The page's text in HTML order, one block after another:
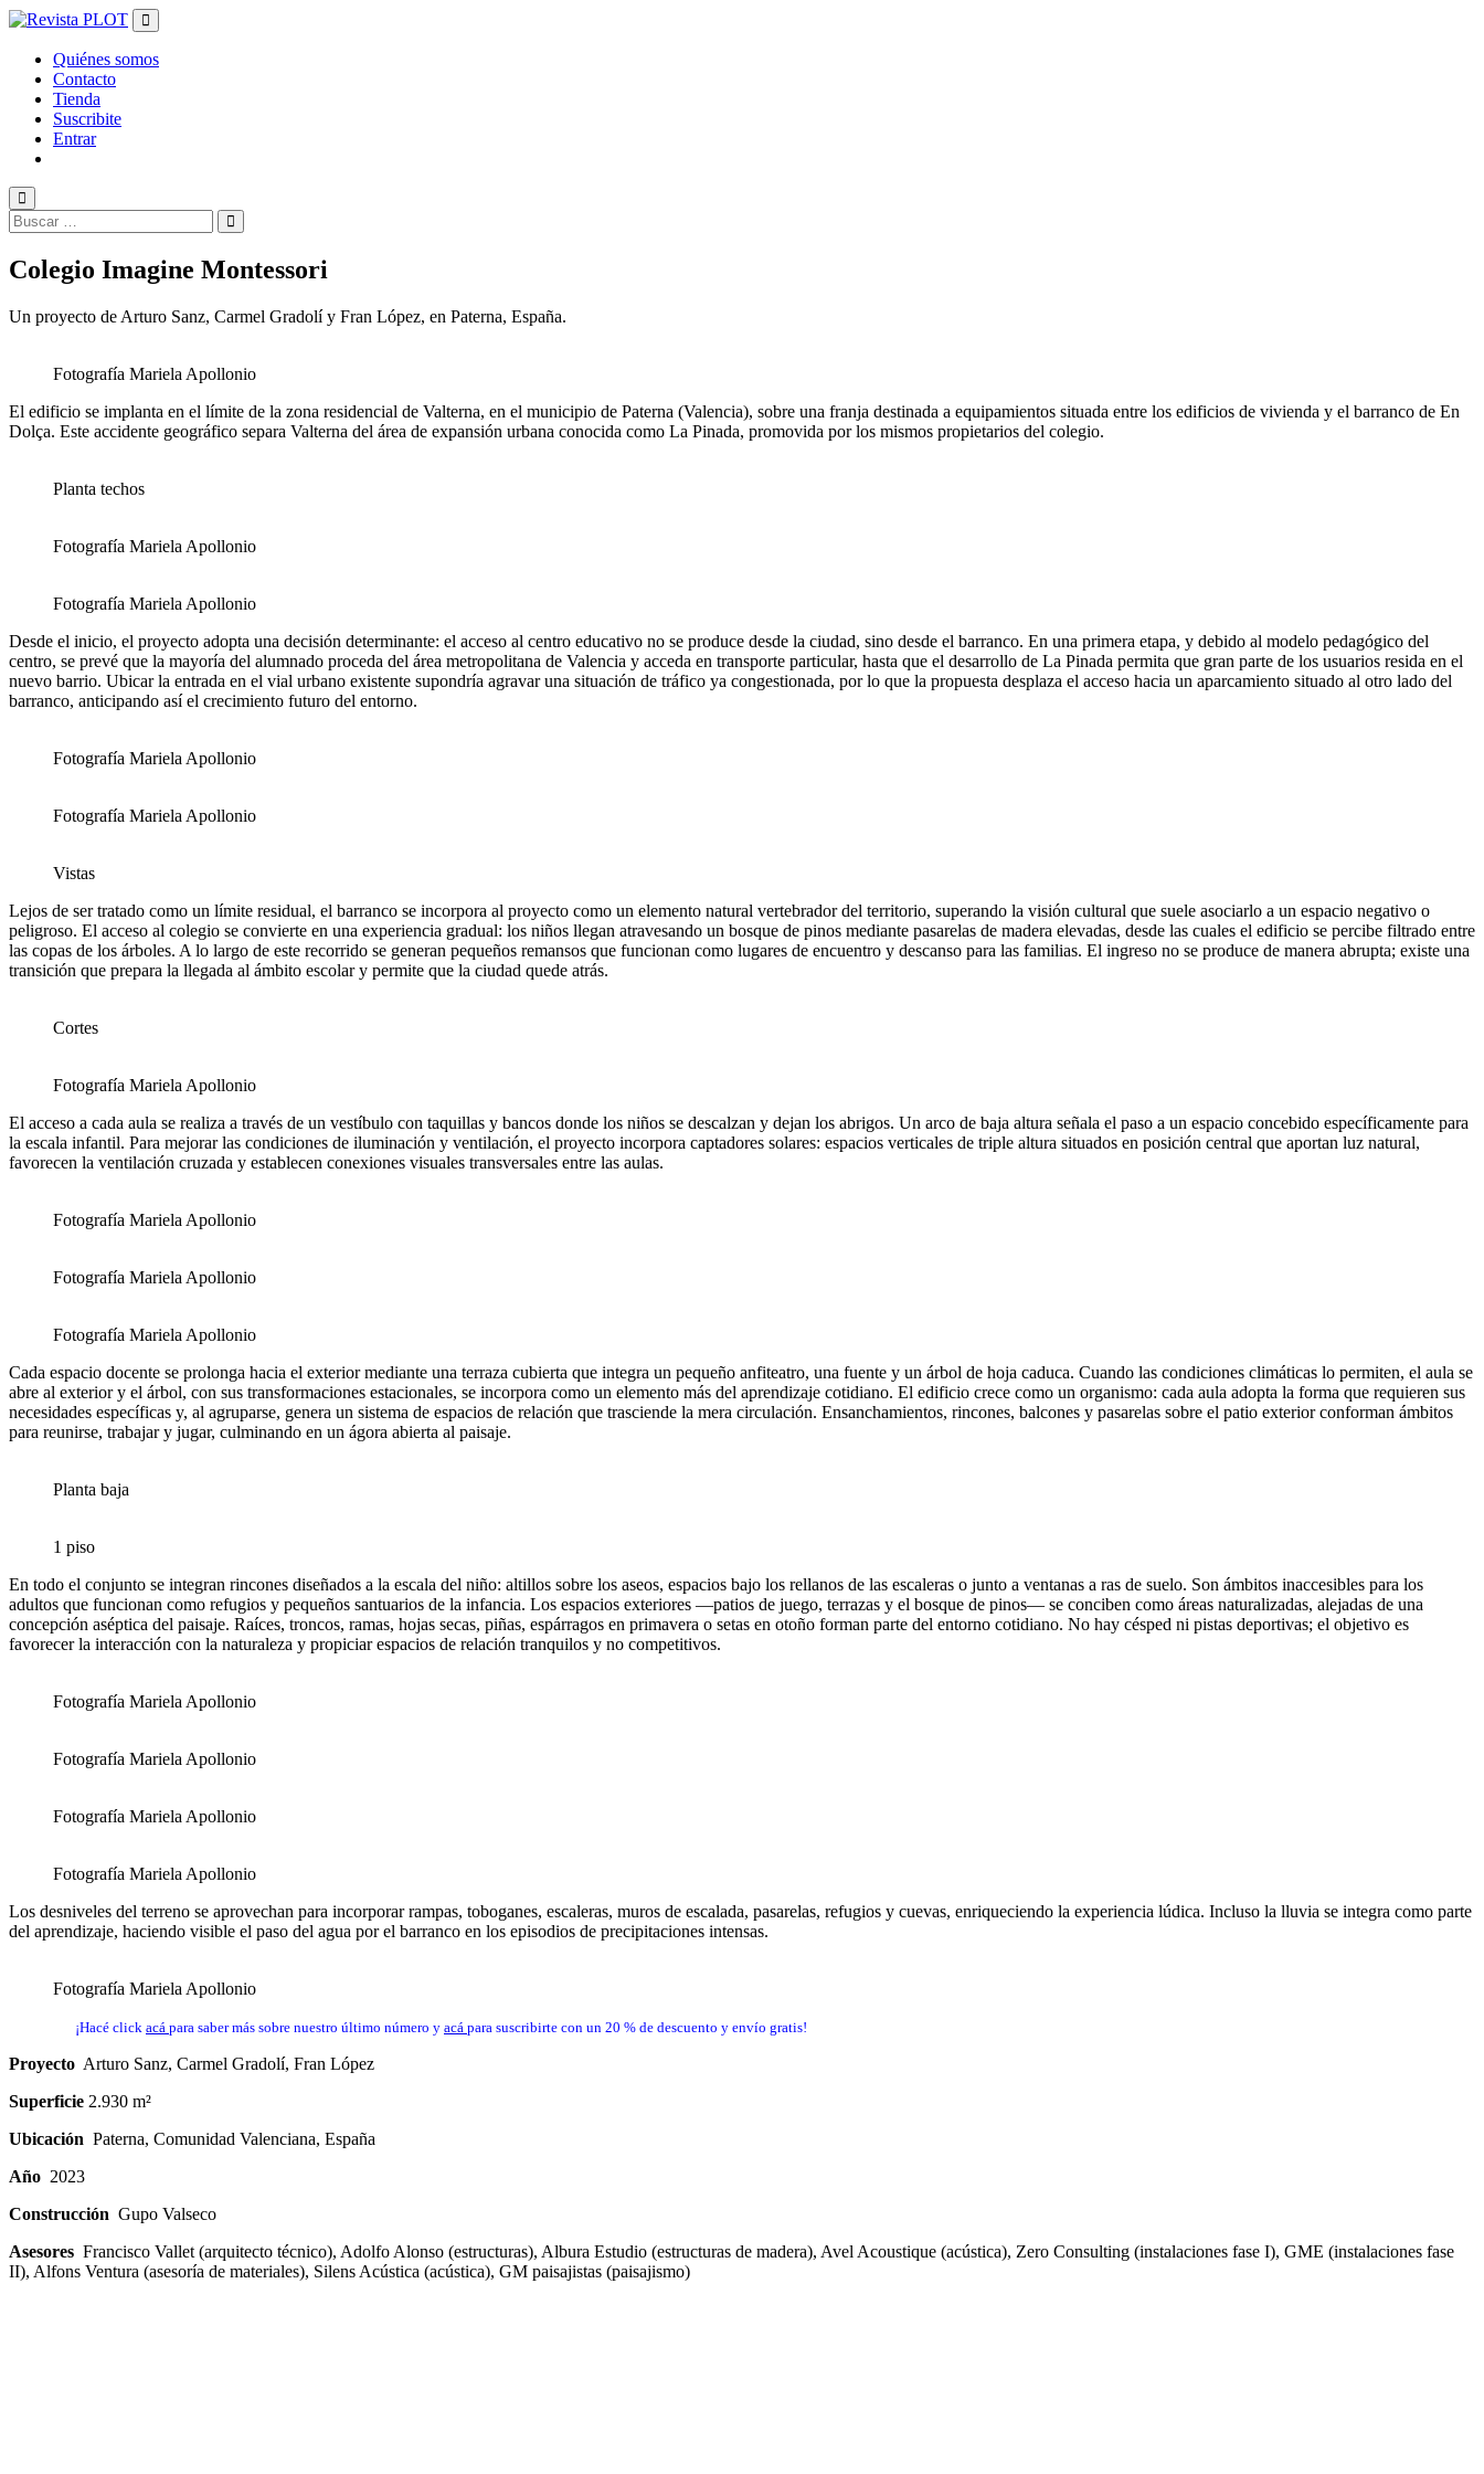
Salir
contenidoQuiénes somos
Contacto
Tienda
Suscribite
Entrar
Colegio Imagine Montessori
Un proyecto de Arturo Sanz, Carmel Gradolí y Fran López, en Paterna, España.
Fotografía Mariela Apollonio
El edificio se implanta en el límite de la zona residencial de Valterna, en el municipio de Paterna (Valencia), sobre una franja destinada a equipamientos situada entre los edificios de vivienda y el barranco de En
Dolça. Este accidente geográfico separa Valterna del área de expansión urbana conocida como La Pinada, promovida por los mismos propietarios del colegio.
Planta techos
Fotografía Mariela Apollonio
Fotografía Mariela Apollonio
Desde el inicio, el proyecto adopta una decisión determinante: el acceso al centro educativo no se produce desde la ciudad, sino desde el barranco. En una primera etapa, y debido al modelo pedagógico del
centro, se prevé que la mayoría del alumnado proceda del área metropolitana de Valencia y acceda en transporte particular, hasta que el desarrollo de La Pinada permita que gran parte de los usuarios resida en el
nuevo barrio. Ubicar la entrada en el vial urbano existente supondría agravar una situación de tráfico ya congestionada, por lo que la propuesta desplaza el acceso hacia un aparcamiento situado al otro lado del
barranco, anticipando así el crecimiento futuro del entorno.
Fotografía Mariela Apollonio
Fotografía Mariela Apollonio
Vistas
Lejos de ser tratado como un límite residual, el barranco se incorpora al proyecto como un elemento natural vertebrador del territorio, superando la visión cultural que suele asociarlo a un espacio negativo o
peligroso. El acceso al colegio se convierte en una experiencia gradual: los niños llegan atravesando un bosque de pinos mediante pasarelas de madera elevadas, desde las cuales el edificio se percibe filtrado entre
las copas de los árboles. A lo largo de este recorrido se generan pequeños remansos que funcionan como lugares de encuentro y descanso para las familias. El ingreso no se produce de manera abrupta; existe una
transición que prepara la llegada al ámbito escolar y permite que la ciudad quede atrás.
Cortes
Fotografía Mariela Apollonio
El acceso a cada aula se realiza a través de un vestíbulo con taquillas y bancos donde los niños se descalzan y dejan los abrigos. Un arco de baja altura señala el paso a un espacio concebido específicamente para
la escala infantil. Para mejorar las condiciones de iluminación y ventilación, el proyecto incorpora captadores solares: espacios verticales de triple altura situados en posición central que aportan luz natural,
favorecen la ventilación cruzada y establecen conexiones visuales transversales entre las aulas.
Fotografía Mariela Apollonio
Fotografía Mariela Apollonio
Fotografía Mariela Apollonio
Cada espacio docente se prolonga hacia el exterior mediante una terraza cubierta que integra un pequeño anfiteatro, una fuente y un árbol de hoja caduca. Cuando las condiciones climáticas lo permiten, el aula se
abre al exterior y el árbol, con sus transformaciones estacionales, se incorpora como un elemento más del aprendizaje cotidiano. El edificio crece como un organismo: cada aula adopta la forma que requieren sus
necesidades específicas y, al agruparse, genera un sistema de espacios de relación que trasciende la mera circulación. Ensanchamientos, rincones, balcones y pasarelas sobre el patio exterior conforman ámbitos
para reunirse, trabajar y jugar, culminando en un ágora abierta al paisaje.
Planta baja
1 piso
En todo el conjunto se integran rincones diseñados a la escala del niño: altillos sobre los aseos, espacios bajo los rellanos de las escaleras o junto a ventanas a ras de suelo. Son ámbitos inaccesibles para los
adultos que funcionan como refugios y pequeños santuarios de la infancia. Los espacios exteriores —patios de juego, terrazas y el bosque de pinos— se conciben como áreas naturalizadas, alejadas de una
concepción aséptica del paisaje. Raíces, troncos, ramas, hojas secas, piñas, espárragos en primavera o setas en otoño forman parte del entorno cotidiano. No hay césped ni pistas deportivas; el objetivo es
favorecer la interacción con la naturaleza y propiciar espacios de relación tranquilos y no competitivos.
Fotografía Mariela Apollonio
Fotografía Mariela Apollonio
Fotografía Mariela Apollonio
Fotografía Mariela Apollonio
Los desniveles del terreno se aprovechan para incorporar rampas, toboganes, escaleras, muros de escalada, pasarelas, refugios y cuevas, enriqueciendo la experiencia lúdica. Incluso la lluvia se integra como parte
del aprendizaje, haciendo visible el paso del agua por el barranco en los episodios de precipitaciones intensas.
Fotografía Mariela Apollonio
¡Hacé click acá para saber más sobre nuestro último número y acá para suscribirte con un 20 % de descuento y envío gratis!
Proyecto Arturo Sanz, Carmel Gradolí, Fran López
Superficie 2.930 m²
Ubicación Paterna, Comunidad Valenciana, España
Año 2023
Construcción Gupo Valseco
Asesores Francisco Vallet (arquitecto técnico), Adolfo Alonso (estructuras), Albura Estudio (estructuras de madera), Avel Acoustique (acústica), Zero Consulting (instalaciones fase I), GME (instalaciones fase
II), Alfons Ventura (asesoría de materiales), Silens Acústica (acústica), GM paisajistas (paisajismo)